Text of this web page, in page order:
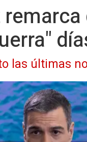
las últimas